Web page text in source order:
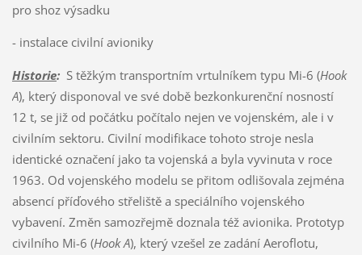
pro shoz výsadku
- instalace civilní avioniky
Historie:S těžkým transportním vrtulníkem typu Mi-6 (Hook
A), který disponoval ve své době bezkonkurenční nosností
12 t, se již od počátku počítalo nejen ve vojenském, ale i v
civilním sektoru. Civilní modifikace tohoto stroje nesla
identické označení jako ta vojenská a byla vyvinuta v roce
1963. Od vojenského modelu se přitom odlišovala zejména
absencí příďového střeliště a speciálního vojenského
vybavení. Změn samozřejmě doznala též avionika. Prototyp
civilního Mi-6 (Hook A), který vzešel ze zadání Aeroflotu,